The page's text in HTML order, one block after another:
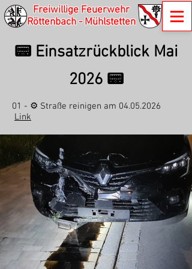
Freiwillige Feuerwehr
Röttenbach - Mühlstetten
📟 Einsatzrückblick Mai
2026 📟
01 - ⚙️ Straße reinigen am 04.05.2026
Link